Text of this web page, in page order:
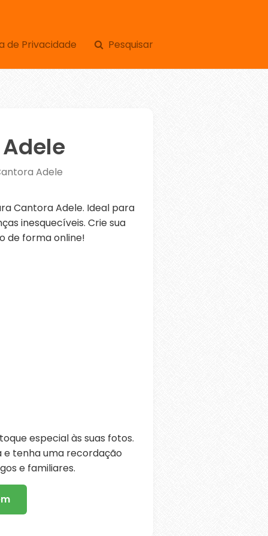
de Privacidade Pesquisar
Adele
Cantora Adele. Ideal para
inesquecíveis. Crie sua
de forma online!
especial às suas fotos.
e tenha uma recordação
e familiares.